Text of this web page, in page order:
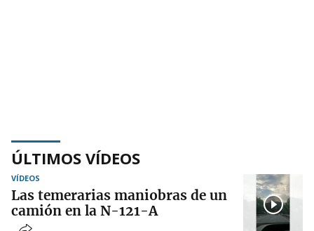
ÚLTIMOS VÍDEOS
VÍDEOS
Las temerarias maniobras de un
camión en la N-121-A